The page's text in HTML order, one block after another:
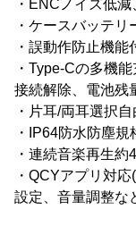
・ENCノイズ低
・ケースバッテ
・誤動作防止機
・Type-Cの多機
接続解除、電池残
・片耳/両耳選択
・IP64防水防塵
・連続音楽再生約
・QCYアプリ対
設定、音量調整な